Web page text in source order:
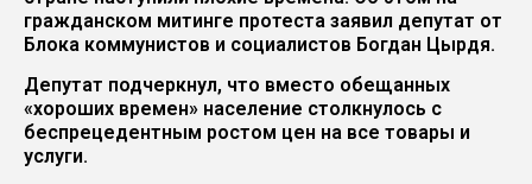
гражданском митинге протеста заявил депутат от
Блока коммунистов и социалистов Богдан Цырдя.
Депутат подчеркнул, что вместо обещанных
«хороших времен» население столкнулось с
беспрецедентным ростом цен на все товары и
услуги.